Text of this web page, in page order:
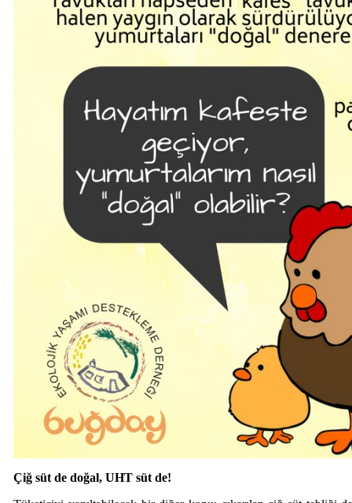
Çiğ süt de doğal, UHT süt de!